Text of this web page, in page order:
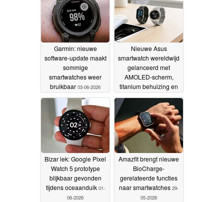
2026
Garmin: nieuwe
software-update maakt
sommige
smartwatches weer
bruikbaar 03-06-2026
Nieuwe Asus
smartwatch wereldwijd
gelanceerd met
AMOLED-scherm,
titanium behuizing en
gezondheidscontrole
03-06-2026
Bizar lek: Google Pixel
Watch 5 prototype
blijkbaar gevonden
tijdens oceaanduik 01-
06-2026
Amazfit brengt nieuwe
BioCharge-
gerelateerde functies
naar smartwatches 29-
05-2026